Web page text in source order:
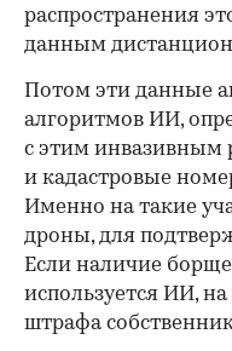
распространения
данным
Потом эти данные
алгоритмов ИИ,
с этим инвазивным
и кадастровые
Именно на такие
дроны, для
Если наличие
используется ИИ,
штрафа